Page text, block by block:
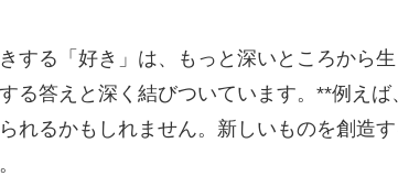
する「好き」は、もっと深いところから
る答えと深く結びついています。**例え
れるかもしれません。新しいものを創造